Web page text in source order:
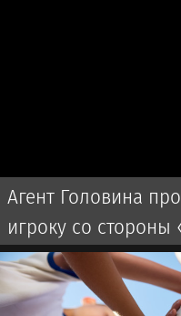
Агент Головина
игроку со стороны